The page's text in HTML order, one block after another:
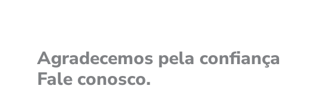
Agradecemos pela confiança
Fale conosco.